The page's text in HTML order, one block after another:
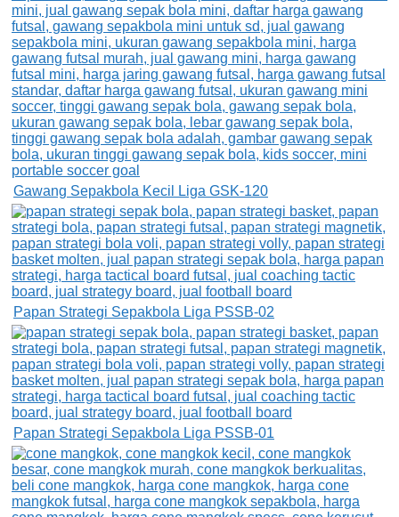
Gawang Sepakbola Kecil Liga GSK-120
Papan Strategi Sepakbola Liga PSSB-02
Papan Strategi Sepakbola Liga PSSB-01